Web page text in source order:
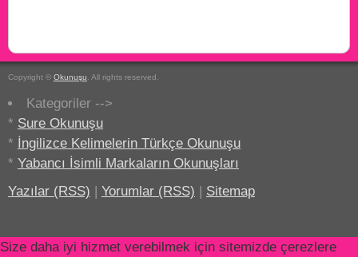
Copyright © Okunuşu . All rights reserved.
Kategoriler -->
* Sure Okunuşu
* İngilizce Kelimelerin Türkçe Okunuşu
* Yabancı İsimli Markaların Okunuşları
Yazılar (RSS) | Yorumlar (RSS) | Sitemap
Size daha iyi hizmet verebilmek için sitemizde çerezlere